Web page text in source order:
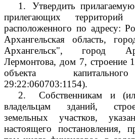
1.
Утвердить
прилегающих территорий
расположенного по адресу:
Архангельская область,
Архангельск", город
Лермонтова, дом 7, строение
объекта
29:22:060703:1154).
2.
Собственникам и
владельцам зданий,
земельных участков,
настоящего постановления,